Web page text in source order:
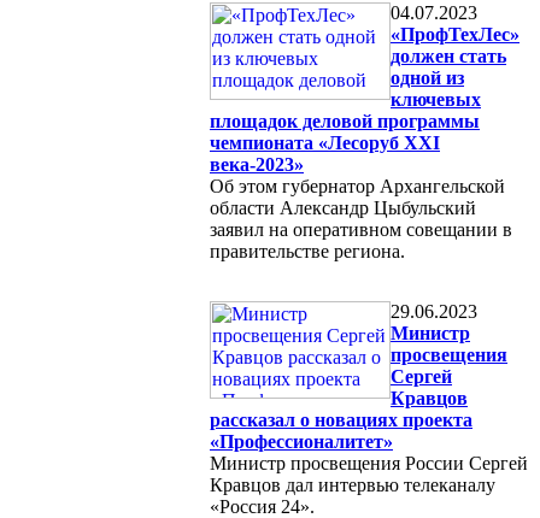
04.07.2023
«ПрофТехЛес»
должен стать
одной из
ключевых
площадок деловой программы
чемпионата «Лесоруб XXI
века-2023»
Об этом губернатор Архангельской
области Александр Цыбульский
заявил на оперативном совещании в
правительстве региона.
29.06.2023
Министр
просвещения
Сергей
Кравцов
рассказал о новациях проекта
«Профессионалитет»
Министр просвещения России Сергей
Кравцов дал интервью телеканалу
«Россия 24».